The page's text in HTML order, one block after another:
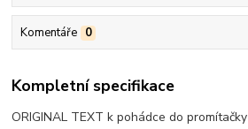
Komentáře 0
Kompletní specifikace
ORIGINAL TEXT k pohádce do promítačky